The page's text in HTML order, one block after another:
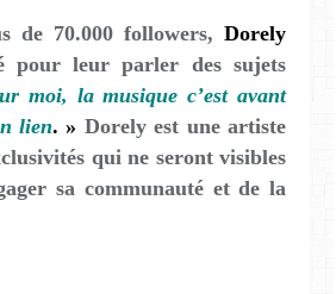
de 70.000 followers, Dorely
pour leur parler des sujets
moi, la musique c’est avant
lien. » Dorely est une artiste
qui ne seront visibles
sa communauté et de la